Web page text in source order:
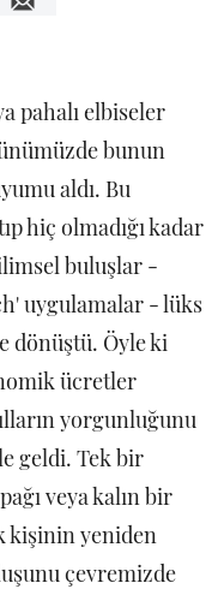
pahalı elbiseler
bunun
aldı. Bu
hiç olmadığı kadar
buluşlar -
uygulamalar - lüks
dönüştü. Öyle ki
ücretler
yorgunluğunu
geldi. Tek bir
veya kalın bir
kişinin yeniden
çevremizde